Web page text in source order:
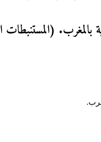
بالمغرب. (المستنبطات